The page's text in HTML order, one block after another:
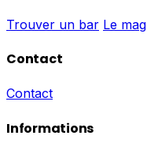
Trouver un bar Le mag
Contact
Contact
Informations